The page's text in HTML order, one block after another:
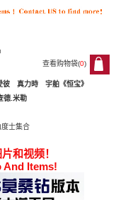
查看购物袋(0)
0
彼 真力時
宇舶《恒宝》
德.米勒
士集合
和视频！
And Items!